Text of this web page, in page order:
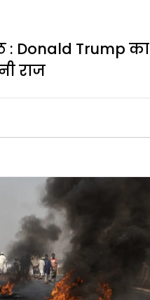
: Donald Trump का
राज